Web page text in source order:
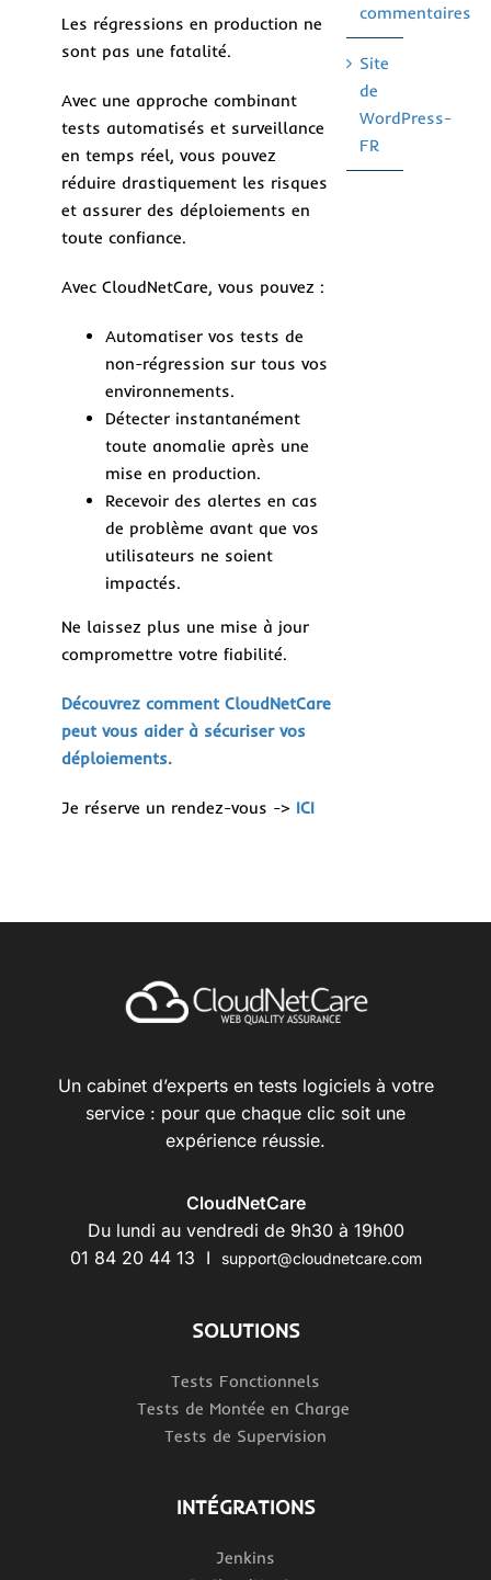
Les régressions en production ne
sont pas une fatalité.
Avec une approche combinant
tests automatisés et surveillance
en temps réel, vous pouvez
réduire drastiquement les risques
et assurer des déploiements en
toute confiance.
Avec CloudNetCare, vous pouvez :
Automatiser vos tests de
non-régression sur tous vos
environnements.
Détecter instantanément
toute anomalie après une
mise en production.
Recevoir des alertes en cas
de problème avant que vos
utilisateurs ne soient
impactés.
Ne laissez plus une mise à jour
compromettre votre fiabilité.
Découvrez comment CloudNetCare
peut vous aider à sécuriser vos
déploiements.
Je réserve un rendez-vous -> ICI
commentaires
Site
de
WordPress-
FR
Un cabinet d’experts en tests logiciels à votre
service : pour que chaque clic soit une
expérience réussie.
CloudNetCare
Du lundi au vendredi de 9h30 à 19h00
01 84 20 44 13 I
support@cloudnetcare.com
SOLUTIONS
Tests Fonctionnels
Tests de Montée en Charge
Tests de Supervision
INTÉGRATIONS
Jenkins